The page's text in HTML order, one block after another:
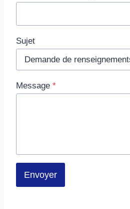
Sujet
Message *
Envoyer